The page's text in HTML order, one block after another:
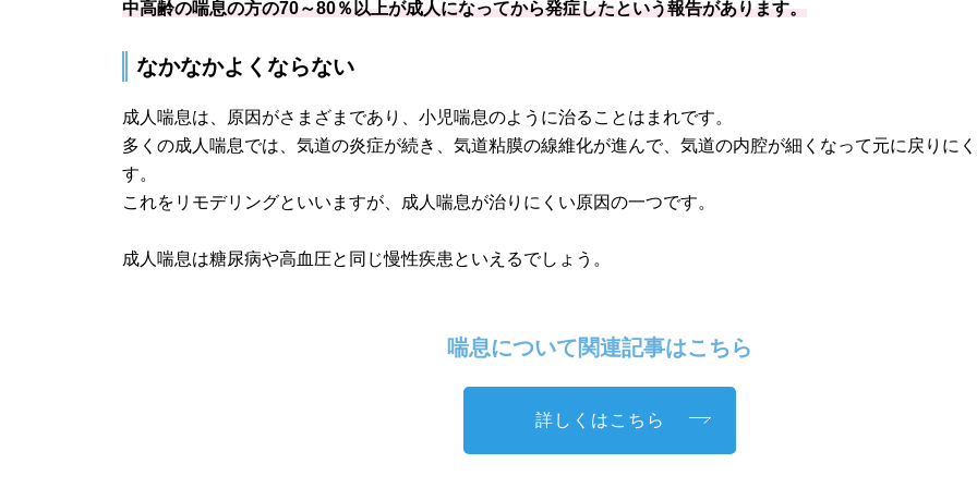
中高齢の喘息の方の70～80％以上が成人になってから発症したという報告があります。
なかなかよくならない
成人喘息は、原因がさまざまであり、小児喘息のように治ることはまれです。
多くの成人喘息では、気道の炎症が続き、気道粘膜の線維化が進んで、気道の内腔が細くなって元に戻りに
す。
これをリモデリングといいますが、成人喘息が治りにくい原因の一つです。
成人喘息は糖尿病や高血圧と同じ慢性疾患といえるでしょう。
喘息について関連記事はこちら
詳しくはこちら